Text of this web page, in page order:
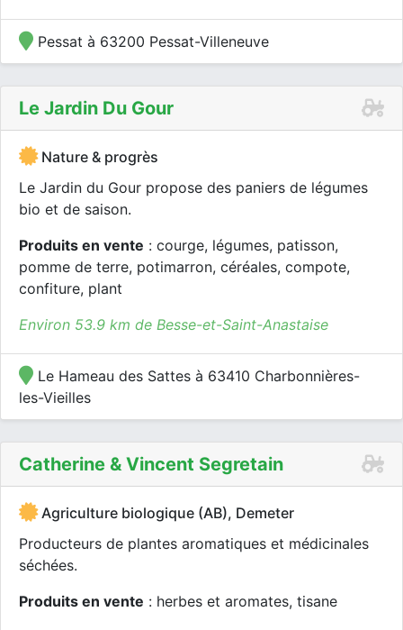
Pessat à 63200 Pessat-Villeneuve
Le Jardin Du Gour
Nature & progrès
Le Jardin du Gour propose des paniers de légumes
bio et de saison.
Produits en vente : courge, légumes, patisson,
pomme de terre, potimarron, céréales, compote,
confiture, plant
Environ 53.9 km de Besse-et-Saint-Anastaise
Le Hameau des Sattes à 63410 Charbonnières-
les-Vieilles
Catherine & Vincent Segretain
Agriculture biologique (AB), Demeter
Producteurs de plantes aromatiques et médicinales
séchées.
Produits en vente : herbes et aromates, tisane